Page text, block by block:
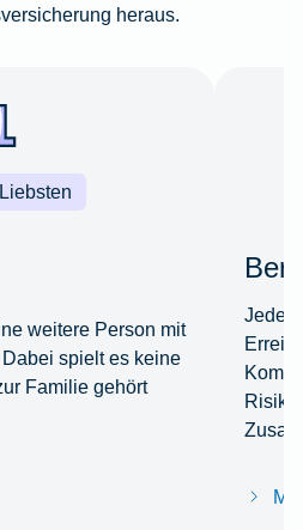
heraus.
weitere Person mit
spielt es keine
Familie gehört